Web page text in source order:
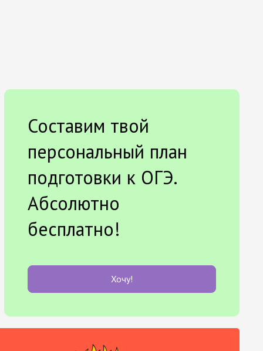
Составим твой
персональный план
подготовки к ОГЭ.
Абсолютно
бесплатно!
Хочу!